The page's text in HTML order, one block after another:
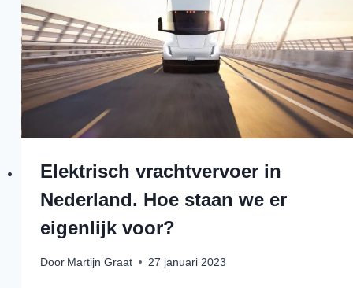
Elektrisch vrachtvervoer in
Nederland. Hoe staan we er
eigenlijk voor?
Door Martijn Graat 27 januari 2023